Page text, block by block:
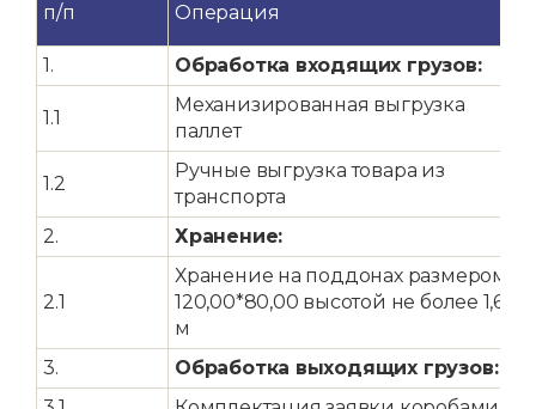
п/п Операция
1.
Обработка входящих грузов:
1.1
Механизированная выгрузка
паллет
1.2
Ручные выгрузка товара из
транспорта
2. Хранение:
2.1
Хранение на поддонах размером
120,00*80,00 высотой не более 1,6
м
3.
Обработка выходящих грузов: